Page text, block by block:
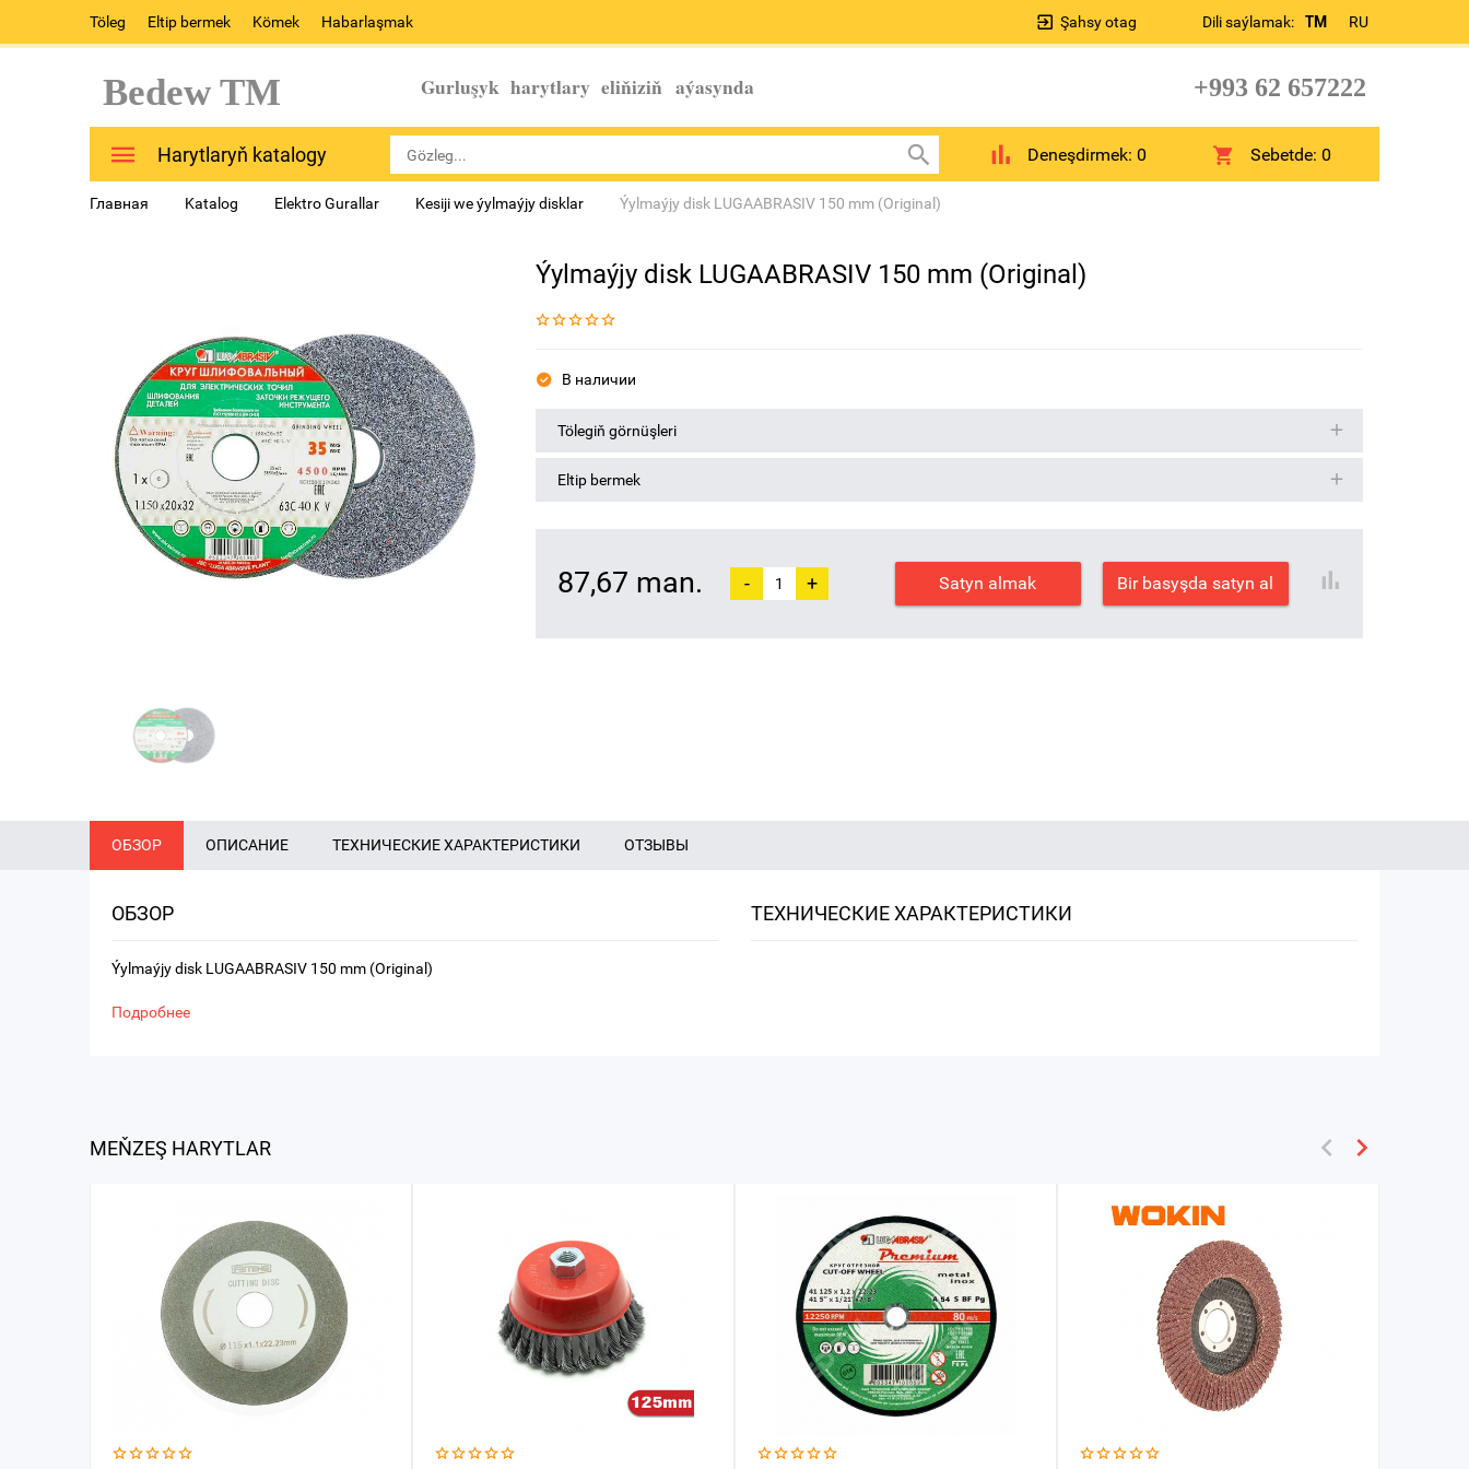
Töleg Eltip bermek Kömek Habarlaşmak Dili saýlamak: TM RU
Şahsy otag
Bedew TM Gurluşyk harytlary eliňiziň aýasynda +993 62 657222
Harytlaryň katalogy Deneşdirmek: 0 Sebetde:0
Главная Katalog Elektro Gurallar Kesiji we ýylmaýjy disklar Ýylmaýjy disk LUGAABRASIV 150 mm (Original)
Ýylmaýjy disk LUGAABRASIV 150 mm (Original)
В наличии
Tölegiň görnüşleri
Eltip bermek
87,67 man. - + Satyn almak Bir basyşda satyn al
ОБЗОР ОПИСАНИЕ ТЕХНИЧЕСКИЕ ХАРАКТЕРИСТИКИ ОТЗЫВЫ
ОБЗОР
Ýylmaýjy disk LUGAABRASIV 150 mm (Original)
Подробнее
ТЕХНИЧЕСКИЕ ХАРАКТЕРИСТИКИ
MEŇZEŞ HARYTLAR